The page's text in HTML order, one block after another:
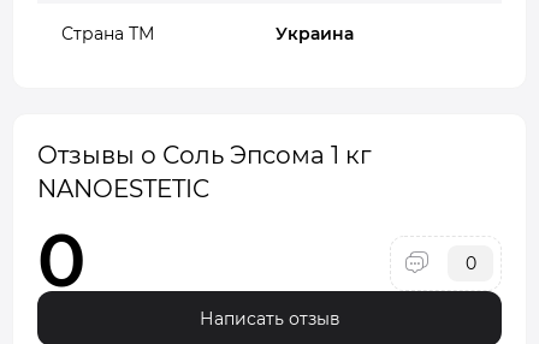
Страна ТМ Украина
Отзывы о Соль Эпсома 1 кг
NANOESTETIC
0 0
Написать отзыв